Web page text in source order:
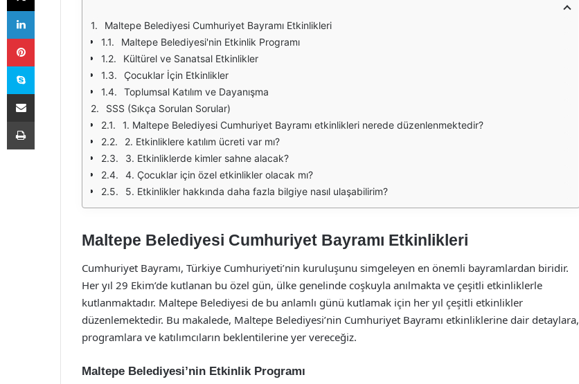
Maltepe Belediyesi Cumhuriyet Bayramı Etkinlikleri
Maltepe Belediyesi'nin Etkinlik Programı
Kültürel ve Sanatsal Etkinlikler
Çocuklar İçin Etkinlikler
Toplumsal Katılım ve Dayanışma
SSS (Sıkça Sorulan Sorular)
1. Maltepe Belediyesi Cumhuriyet Bayramı etkinlikleri nerede düzenlenmektedir?
2. Etkinliklere katılım ücreti var mı?
3. Etkinliklerde kimler sahne alacak?
4. Çocuklar için özel etkinlikler olacak mı?
5. Etkinlikler hakkında daha fazla bilgiye nasıl ulaşabilirim?
Maltepe Belediyesi Cumhuriyet Bayramı Etkinlikleri
Cumhuriyet Bayramı, Türkiye Cumhuriyeti’nin kuruluşunu simgeleyen en önemli bayramlardan biridir.
Her yıl 29 Ekim’de kutlanan bu özel gün, ülke genelinde coşkuyla anılmakta ve çeşitli etkinliklerle
kutlanmaktadır. Maltepe Belediyesi de bu anlamlı günü kutlamak için her yıl çeşitli etkinlikler
düzenlemektedir. Bu makalede, Maltepe Belediyesi’nin Cumhuriyet Bayramı etkinliklerine dair detaylara,
programlara ve katılımcıların beklentilerine yer vereceğiz.
Maltepe Belediyesi’nin Etkinlik Programı
LinkedIn
Pinterest
Skype
E-Posta ile paylaş